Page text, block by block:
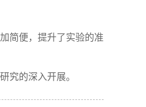
简便，提升了实验的准
究的深入开展。